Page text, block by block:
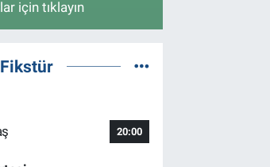
için tıklayın
20:00